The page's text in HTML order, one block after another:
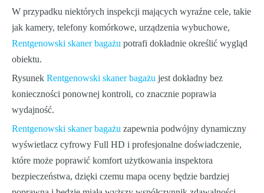
W przypadku niektórych inspekcji mających wyraźne cele, takie
jak kamery, telefony komórkowe, urządzenia wybuchowe,
Rentgenowski skaner bagażu potrafi dokładnie określić wygląd
obiektu.
Rysunek Rentgenowski skaner bagażu jest dokładny bez
konieczności ponownej kontroli, co znacznie poprawia
wydajność.
Rentgenowski skaner bagażu zapewnia podwójny dynamiczny
wyświetlacz cyfrowy Full HD i profesjonalne doświadczenie,
które może poprawić komfort użytkowania inspektora
bezpieczeństwa, dzięki czemu mapa oceny będzie bardziej